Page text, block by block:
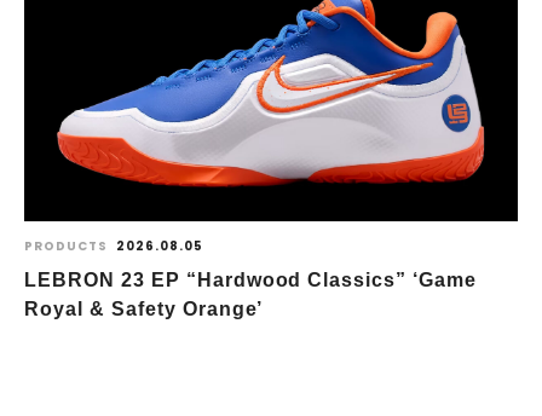
PRODUCTS 2026.08.05
LEBRON 23 EP “Hardwood Classics” ‘Game
Royal & Safety Orange’